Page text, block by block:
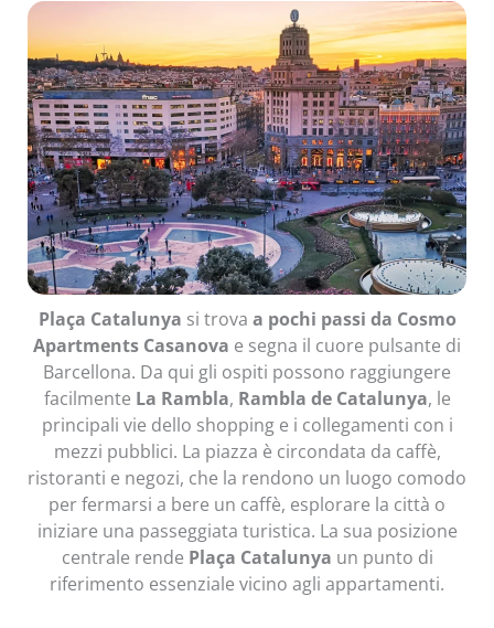
Plaça Catalunya si trova a pochi passi da Cosmo
Apartments Casanova e segna il cuore pulsante di
Barcellona. Da qui gli ospiti possono raggiungere
facilmente La Rambla, Rambla de Catalunya, le
principali vie dello shopping e i collegamenti con i
mezzi pubblici. La piazza è circondata da caffè,
ristoranti e negozi, che la rendono un luogo comodo
per fermarsi a bere un caffè, esplorare la città o
iniziare una passeggiata turistica. La sua posizione
centrale rende Plaça Catalunya un punto di
riferimento essenziale vicino agli appartamenti.